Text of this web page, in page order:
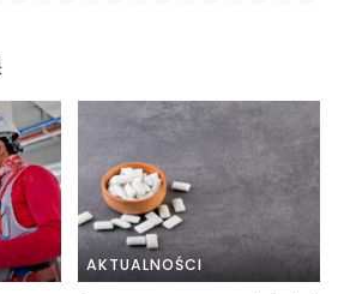
AKTUALNOŚCI